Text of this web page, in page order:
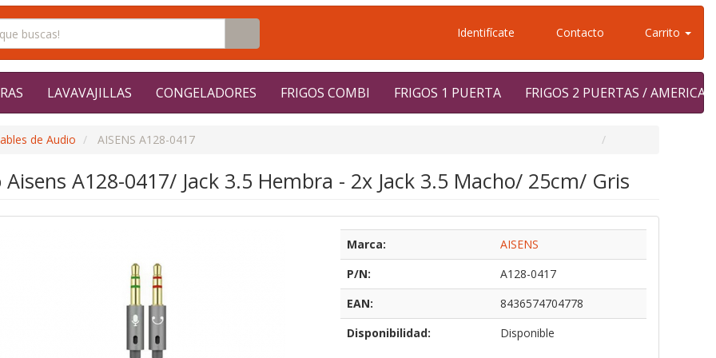
Identifícate Contacto Carrito
LAVAVAJILLAS CONGELADORES FRIGOS COMBI FRIGOS 1 PUERTA FRIGOS 2 PUERTAS /
de Audio AISENS A128-0417
Aisens A128-0417/ Jack 3.5 Hembra - 2x Jack 3.5 Macho/ 25cm/ Gris
Marca:
AISENS
P/N:
A128-0417
EAN:
8436574704778
Disponibilidad:
Disponible